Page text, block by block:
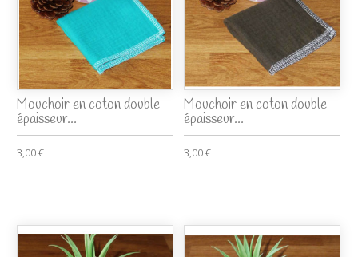
Mouchoir en coton double
épaisseur...
3,00 €
Mouchoir en coton double
épaisseur...
3,00 €